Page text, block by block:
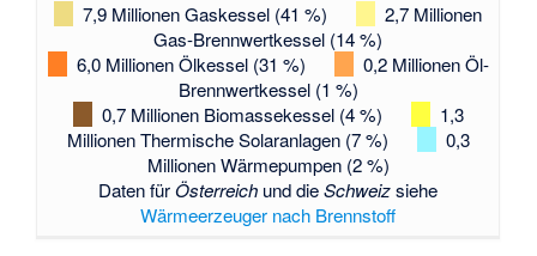
7,9 Millionen Gaskessel (41 %)
2,7 Millionen
Gas-Brennwertkessel (14 %)
6,0 Millionen Ölkessel (31 %)
0,2 Millionen Öl-
Brennwertkessel (1 %)
0,7 Millionen Biomassekessel (4 %)
1,3
Millionen Thermische Solaranlagen (7 %)
0,3
Millionen Wärmepumpen (2 %)
Daten fürÖsterreich und dieSchweizsiehe
Wärmeerzeuger nach Brennstoff